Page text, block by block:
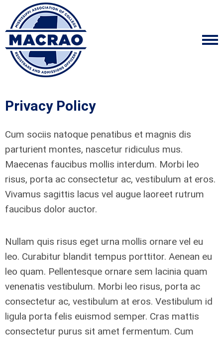
Privacy Policy
Cum sociis natoque penatibus et magnis dis
parturient montes, nascetur ridiculus mus.
Maecenas faucibus mollis interdum. Morbi leo
risus, porta ac consectetur ac, vestibulum at eros.
Vivamus sagittis lacus vel augue laoreet rutrum
faucibus dolor auctor.
Nullam quis risus eget urna mollis ornare vel eu
leo. Curabitur blandit tempus porttitor. Aenean eu
leo quam. Pellentesque ornare sem lacinia quam
venenatis vestibulum. Morbi leo risus, porta ac
consectetur ac, vestibulum at eros. Vestibulum id
ligula porta felis euismod semper. Cras mattis
consectetur purus sit amet fermentum. Cum